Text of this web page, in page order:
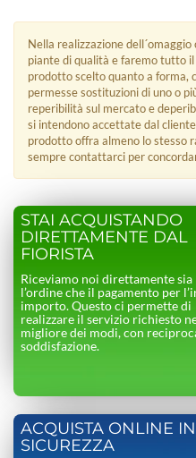
Nella realizzazione
piante di qualità e faremo tutto
prodotto scelto quanto a forma,
permesse sostituzioni di uno o
reperibilità sul mercato e
si intendono accettate dal
prodotto offra almeno lo stesso
sempre contattarci per
STAI ACQUISTANDO
DIRETTAMENTE DAL
FIORISTA
Riceviamo noi direttamente sia
l’ordine che il pagamento per
importo. Questo ci permette di
realizzare il servizio richiesto
migliore dei modi, con
soddisfazione.
ACQUISTA ONLINE IN
SICUREZZA